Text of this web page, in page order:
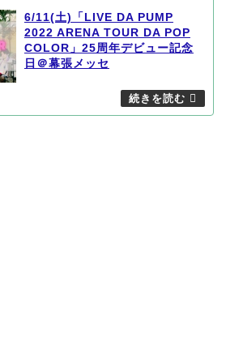
6/11(土)「LIVE DA PUMP
2022 ARENA TOUR DA POP
COLOR」25周年デビュー記念
日＠幕張メッセ